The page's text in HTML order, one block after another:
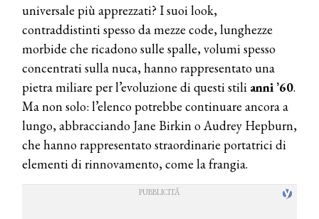
universale più apprezzati? I suoi look,
contraddistinti spesso da mezze code, lunghezze
morbide che ricadono sulle spalle, volumi spesso
concentrati sulla nuca, hanno rappresentato una
pietra miliare per l’evoluzione di questi stili anni ’60.
Ma non solo: l’elenco potrebbe continuare ancora a
lungo, abbracciando Jane Birkin o Audrey Hepburn,
che hanno rappresentato straordinarie portatrici di
elementi di rinnovamento, come la frangia.